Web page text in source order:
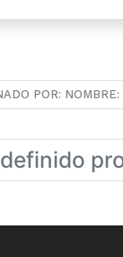
POR: